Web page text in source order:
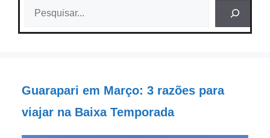
Guarapari em Março: 3 razões para
viajar na Baixa Temporada